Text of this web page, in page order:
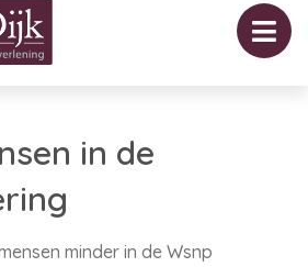
in de
minder in de Wsnp